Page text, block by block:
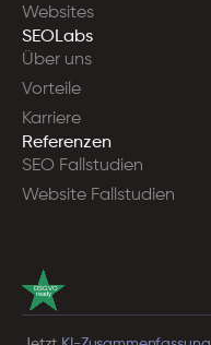
Websites
SEOLabs
Über uns
Vorteile
Karriere
Referenzen
SEO Fallstudien
Website Fallstudien
ready
DSGVO